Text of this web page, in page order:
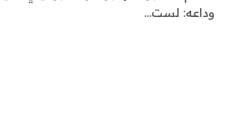
وداعه: لست…